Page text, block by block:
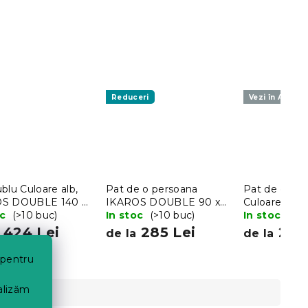
Culoare alb,
DOUBLE 140 x
(>10 buc)
Lei
Reduceri
Pat de o persoana
IKAROS DOUBLE 90 x
200 cm, alb/stejar trufa
In stoc (>10 buc)
de la 285 Lei
Vezi în AR ❖
Pat de o
Culoare alb,
x 200 cm
In stoc
de la